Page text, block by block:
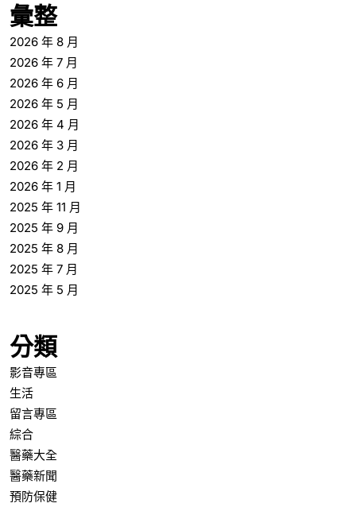
彙整
2026 年 8 月
2026 年 7 月
2026 年 6 月
2026 年 5 月
2026 年 4 月
2026 年 3 月
2026 年 2 月
2026 年 1 月
2025 年 11 月
2025 年 9 月
2025 年 8 月
2025 年 7 月
2025 年 5 月
分類
影音專區
生活
留言專區
綜合
醫藥大全
醫藥新聞
預防保健